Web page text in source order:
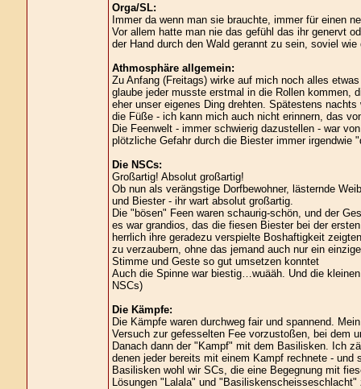
Orga/SL:
Immer da wenn man sie brauchte, immer für einen
Vor allem hatte man nie das gefühl das ihr genervt
der Hand durch den Wald gerannt zu sein, soviel
Athmosphäre allgemein:
Zu Anfang (Freitags) wirke auf mich noch alles
glaube jeder musste erstmal in die Rollen kommen,
eher unser eigenes Ding drehten. Spätestens
die Füße - ich kann mich auch nicht erinnern, das
Die Feenwelt - immer schwierig dazustellen - war
plötzliche Gefahr durch die Biester immer irgendwie
Die NSCs:
Großartig! Absolut großartig!
Ob nun als verängstige Dorfbewohner, lästernde
und Biester - ihr wart absolut großartig.
Die "bösen" Feen waren schaurig-schön, und der
es war grandios, das die fiesen Biester bei der
herrlich ihre geradezu verspielte Boshaftigkeit
zu verzaubern, ohne das jemand auch nur ein
Stimme und Geste so gut umsetzen konntet
Auch die Spinne war biestig…wuääh. Und die
NSCs)
Die Kämpfe:
Die Kämpfe waren durchweg fair und spannend.
Versuch zur gefesselten Fee vorzustoßen, bei dem
Danach dann der "Kampf" mit dem Basilisken. Ich
denen jeder bereits mit einem Kampf rechnete -
Basilisken wohl wir SCs, die eine Begegnung mit
Lösungen "Lalala" und